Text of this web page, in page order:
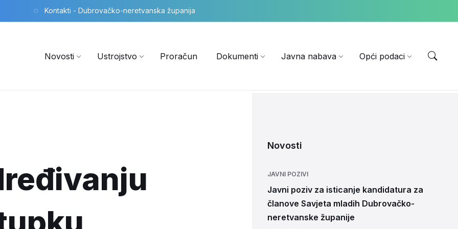
Kontakti - Dubrovačko-neretvanska županija
Novosti Ustrojstvo Proračun Dokumenti Javna nabava Opći podaci
Novosti
JAVNI POZIVI
Javni poziv za isticanje kandidatura za
članove Savjeta mladih Dubrovačko-
neretvanske županije